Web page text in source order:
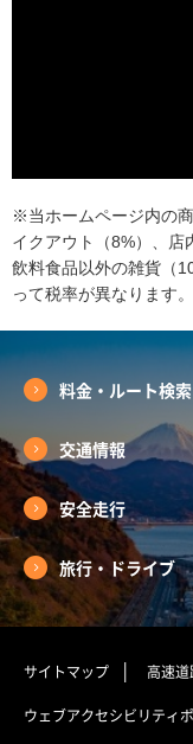
※当ホームページ内の
イクアウト（8%）、店
飲料食品以外の雑貨（
って税率が異なります
料金・ルート検索
交通情報
安全走行
旅行・ドライブ
サイトマップ 高速
ウェブアクセシビリティ